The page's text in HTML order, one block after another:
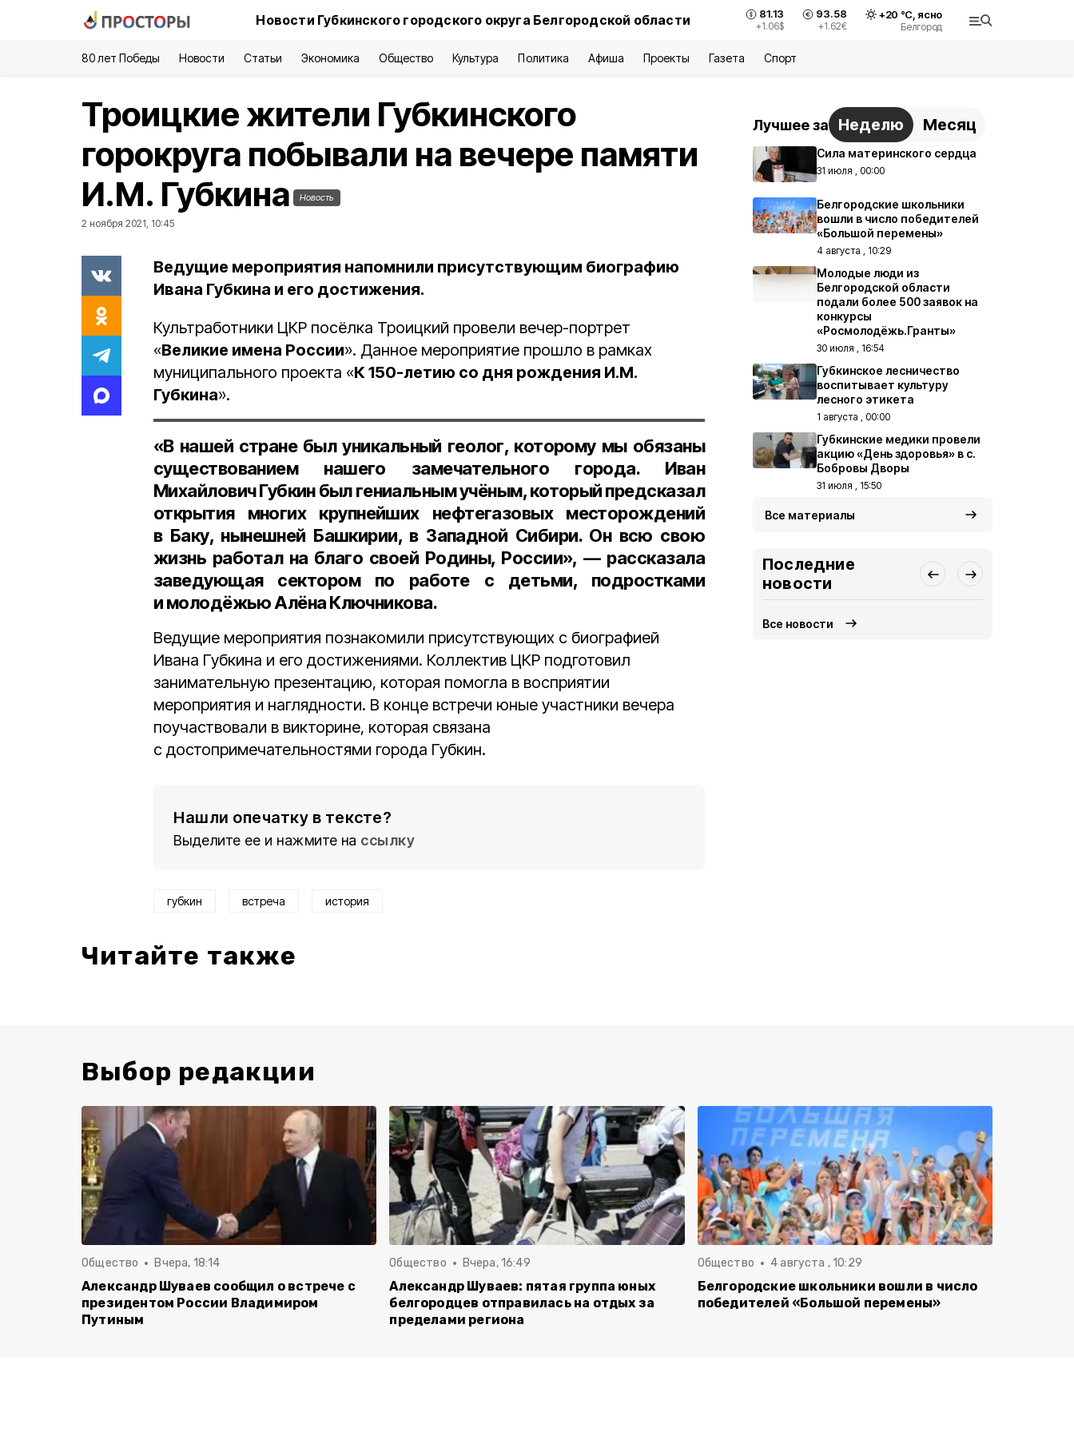
Новости Губкинского городского округа Белгородской области 81.13
+1.06$
93.58
+1.62€
+20 °С, ясно
Белгород
80 лет Победы Новости Статьи Экономика Общество Культура Политика Афиша Проекты Газета Спорт
Троицкие жители Губкинского
горокруга побывали на вечере памяти
И.М. Губкина
Новость
2 ноября 2021, 10:45
Ведущие мероприятия напомнили присутствующим биографию
Ивана Губкина и его достижения.
Культработники ЦКР посёлка Троицкий провели вечер-портрет
«Великие имена России». Данное мероприятие прошло в рамках
муниципального проекта «К 150-летию со дня рождения И.М.
Губкина».
«В нашей стране был уникальный геолог, которому мы обязаны
существованием нашего замечательного города. Иван
Михайлович Губкинбыл гениальным учёным, который предсказал
открытия многих крупнейших нефтегазовых месторождений
в Баку, нынешней Башкирии, в Западной Сибири. Он всю свою
жизнь работал на благо своей Родины, России», — рассказала
заведующая сектором по работе с детьми, подростками
и молодёжьюАлёна Ключникова.
Ведущие мероприятия познакомили присутствующих с биографией
Ивана Губкина и его достижениями. Коллектив ЦКР подготовил
занимательную презентацию, которая помогла в восприятии
мероприятия и наглядности. В конце встречи юные участники вечера
поучаствовали в викторине, которая связана
с достопримечательностями города Губкин.
Нашли опечатку в тексте?
Выделите ее и нажмите на ссылку
губкин встреча история
Читайте также
Лучшее за Неделю Месяц
Сила материнского сердца
31 июля , 00:00
Белгородские школьники
вошли в число победителей
«Большой перемены»
4 августа , 10:29
Молодые люди из
Белгородской области
подали более 500 заявок на
конкурсы
«Росмолодёжь.Гранты»
30 июля , 16:54
Губкинское лесничество
воспитывает культуру
лесного этикета
1 августа , 00:00
Губкинские медики провели
акцию «День здоровья» в с.
Бобровы Дворы
31 июля , 15:50
Все материалы
Последние
новости
Все новости
Выбор редакции
Общество Вчера, 18:14
Александр Шуваев сообщил о встрече с
президентом России Владимиром
Путиным
Общество Вчера, 16:49
Александр Шуваев: пятая группа юных
белгородцев отправилась на отдых за
пределами региона
Общество 4 августа , 10:29
Белгородские школьники вошли в число
победителей «Большой перемены»